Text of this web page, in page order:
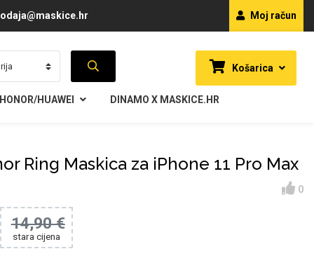
Moj račun
Košarica
HUAWEI DINAMO X MASKICE.HR
Ring Maskica za iPhone 11 Pro Max
0
14,90 €
stara cijena